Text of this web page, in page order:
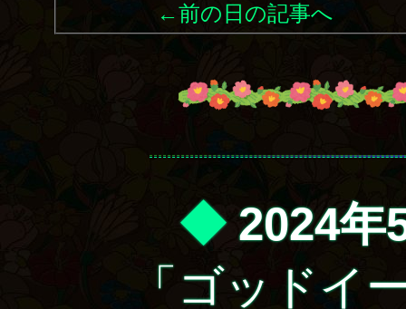
←前の日の記事へ
◆2024年
「ゴッドイ